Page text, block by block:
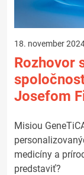
18. november
Rozhovor
Josefom
Misiou
medicíny a
predstaviť?